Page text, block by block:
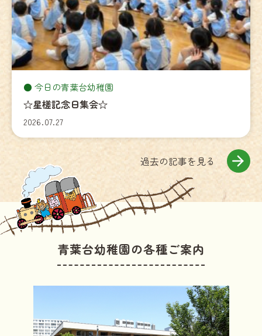
今日の青葉台幼稚園
☆星槎記念日集会☆
2026.07.27
過去の記事を見る
青葉台幼稚園の各種ご案内